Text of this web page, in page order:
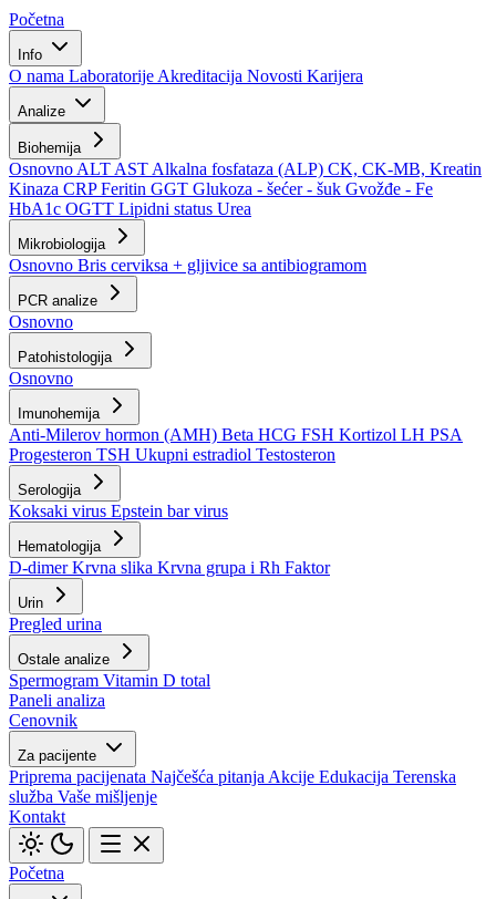
Početna
Info
O nama Laboratorije Akreditacija Novosti Karijera
Analize
Biohemija
Osnovno ALT AST Alkalna fosfataza (ALP) CK, CK-MB, Kreatin
Kinaza CRPFeritin GGT Glukoza - šećer - šuk Gvožđe - Fe
HbA1c OGTT Lipidni status Urea
Mikrobiologija
Osnovno Bris cerviksa + gljivice sa antibiogramom
PCR analize
Osnovno
Patohistologija
Osnovno
Imunohemija
Anti-Milerov hormon (AMH) Beta HCG FSH Kortizol LH PSA
Progesteron TSH Ukupni estradiol Testosteron
Serologija
Koksaki virus Epstein bar virus
Hematologija
D-dimerKrvna slika Krvna grupa i Rh Faktor
Urin
Pregled urina
Ostale analize
Spermogram Vitamin D total
Paneli analiza
Cenovnik
Za pacijente
Priprema pacijenata Najčešća pitanja Akcije Edukacija Terenska
služba Vaše mišljenje
Kontakt
Početna